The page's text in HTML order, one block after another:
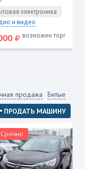
электроника
и видео
возможен торг
продажа
Битые
ПРОДАТЬ МАШИНУ